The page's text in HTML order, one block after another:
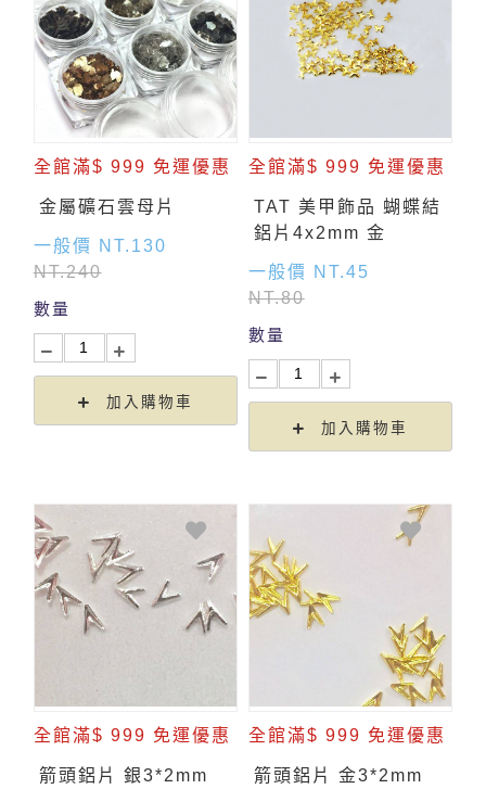
全館滿$ 999 免運優惠
金屬礦石雲母片
一般價 NT.130
NT.240
數量
加入購物車
全館滿$ 999 免運優惠
TAT 美甲飾品 蝴蝶結
鋁片4x2mm 金
一般價 NT.45
NT.80
數量
加入購物車
全館滿$ 999 免運優惠
箭頭鋁片 銀3*2mm
全館滿$ 999 免運優惠
箭頭鋁片 金3*2mm